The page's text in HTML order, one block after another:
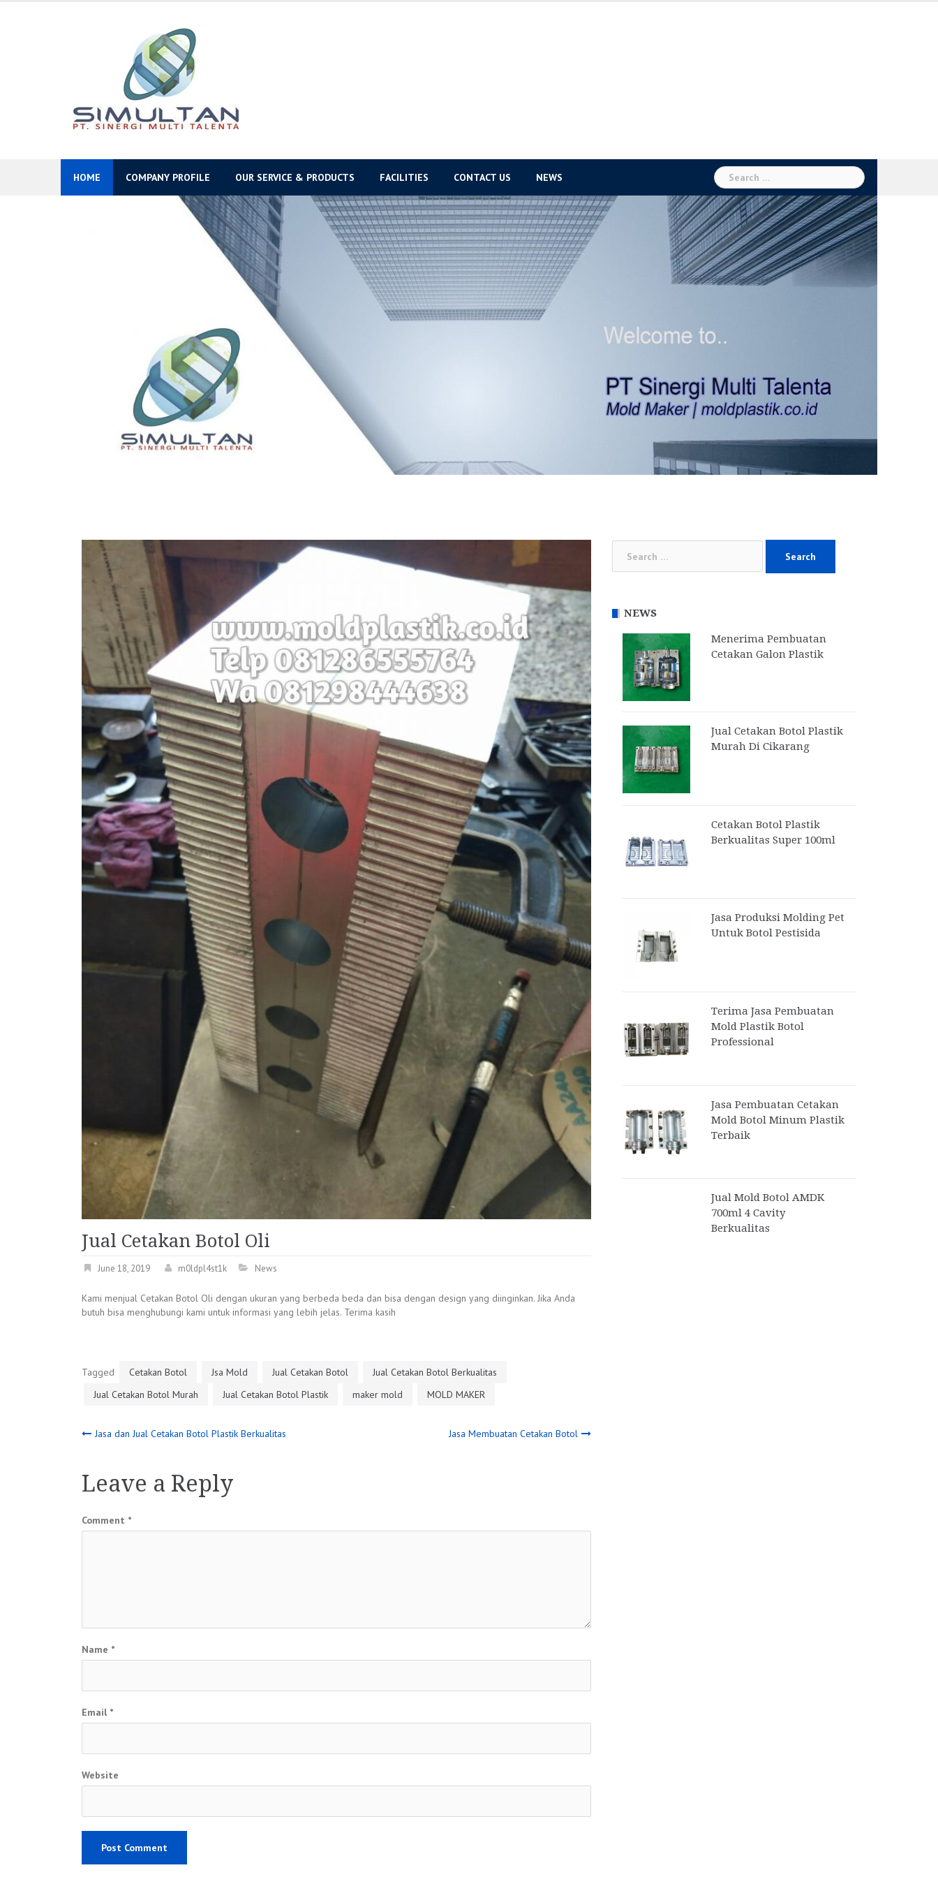
HOME COMPANY PROFILE OUR SERVICE & PRODUCTS FACILITIES CONTACT US NEWS
Search
for:
Jual Cetakan Botol Oli
June 18, 2019 m0ldpl4st1k News
Kami menjual Cetakan Botol Oli dengan ukuran yang berbeda beda dan bisa dengan design yang diinginkan. Jika Anda
butuh bisa menghubungi kami untuk informasi yang lebih jelas. Terima kasih
Tagged Cetakan Botol Jsa Mold Jual Cetakan Botol
Jual Cetakan Botol Berkualitas
Jual Cetakan Botol Murah
Jual Cetakan Botol Plastik maker mold MOLD MAKER
Post
navigation
Jasa dan Jual Cetakan Botol Plastik Berkualitas Jasa Membuatan Cetakan Botol
Leave a Reply
Comment *
Name *
Email *
Website
NEWS
Menerima Pembuatan
Cetakan Galon Plastik
Jual Cetakan Botol Plastik
Murah Di Cikarang
Cetakan Botol Plastik
Berkualitas Super 100ml
Jasa Produksi Molding Pet
Untuk Botol Pestisida
Terima Jasa Pembuatan
Mold Plastik Botol
Professional
Jasa Pembuatan Cetakan
Mold Botol Minum Plastik
Terbaik
Jual Mold Botol AMDK
700ml 4 Cavity
Berkualitas